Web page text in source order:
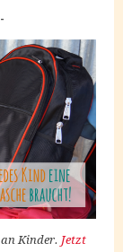
Kinder. Jetzt